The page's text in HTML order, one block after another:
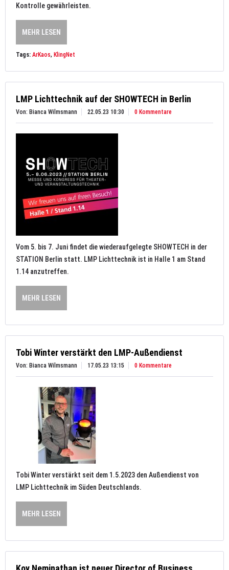
Kontrolle gewährleisten.
MEHR LESEN
Tags: ArKaos, KlingNet
LMP Lichttechnik auf der SHOWTECH in Berlin
Von: Bianca Wilmsmann 22.05.23 10:30 0 Kommentare
Vom 5. bis 7. Juni findet die wiederaufgelegte SHOWTECH in der
STATION Berlin statt. LMP Lichttechnik ist in Halle 1 am Stand
1.14 anzutreffen.
MEHR LESEN
Tobi Winter verstärkt den LMP-Außendienst
Von: Bianca Wilmsmann 17.05.23 13:15 0 Kommentare
Tobi Winter verstärkt seit dem 1.5.2023 den Außendienst von
LMP Lichttechnik im Süden Deutschlands.
MEHR LESEN